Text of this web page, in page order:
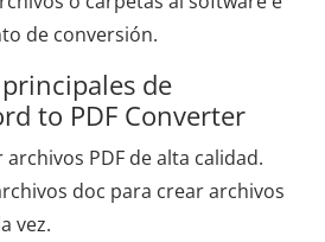
de conversión.
de
to PDF Converter
PDF de alta calidad.
doc para crear archivos
vez.